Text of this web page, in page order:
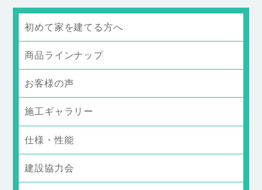
初めて家を建てる方へ
商品ラインナップ
お客様の声
施工ギャラリー
仕様・性能
建設協力会